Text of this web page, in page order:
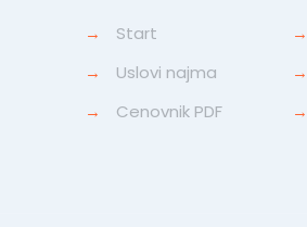
→
Start
→
Uslovi najma
→
Cenovnik PDF
→
→
→